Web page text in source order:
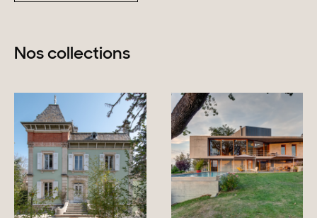
Nos collections